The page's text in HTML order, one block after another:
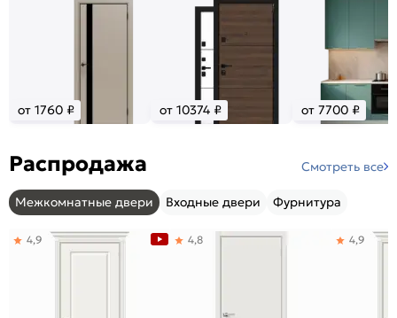
от 1760 ₽ от 10374 ₽ от 7700 ₽
Распродажа Смотреть все
Межкомнатные двери Входные двери Фурнитура
4,9 4,8 4,9